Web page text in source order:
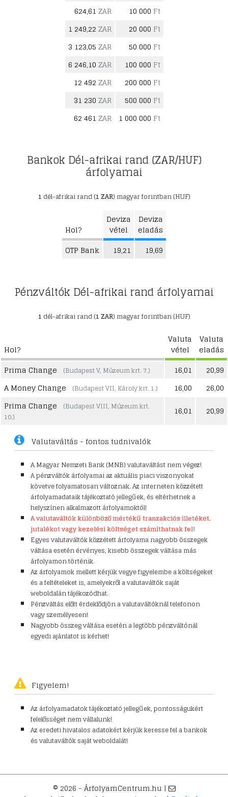
624,61 ZAR 10 000 Ft
1 249,22 ZAR 20 000 Ft
3 123,05 ZAR 50 000 Ft
6 246,10 ZAR 100 000 Ft
12 492 ZAR 200 000 Ft
31 230 ZAR 500 000 Ft
62 461 ZAR 1 000 000 Ft
Bankok Dél-afrikai rand (ZAR/HUF)
árfolyamai
1 dél-afrikai rand (1 ZAR) magyar forintban (HUF)
Hol?
Deviza
vétel
Deviza
eladás
OTP Bank
19,21 19,69
Pénzváltók Dél-afrikai rand árfolyamai
1 dél-afrikai rand (1 ZAR) magyar forintban (HUF)
Hol?
Valuta
vétel
Valuta
eladás
Prima Change
(Budapest V, Múzeum krt. 7.) 16,01
20,99
A Money Change
(Budapest VII, Károly krt. 1.) 16,00
26,00
Prima Change
(Budapest VIII, Múzeum krt.
10.)
16,01 20,99
Valutaváltás - fontos tudnivalók
A Magyar Nemzeti Bank (MNB) valutaváltást nem végez!
A pénzváltók árfolyamai az aktuális piaci viszonyokat
követve folyamatosan változnak. Az interneten közzétett
árfolyamadataik tájékoztató jellegűek, és eltérhetnek a
helyszínen alkalmazott árfolyamoktól!
A valutaváltók különböző mértékű tranzakciós illetéket,
jutalékot vagy kezelési költséget számíthatnak fel!
Egyes valutaváltók közzétett árfolyama nagyobb összegek
váltása esetén érvényes, kisebb összegek váltása más
árfolyamon történik.
Az árfolyamok mellett kérjük vegye figyelembe a költségeket
és a feltételeket is, amelyekről a valutaváltók saját
weboldalán tájékozódhat.
Pénzváltás előtt érdeklődjön a valutaváltóknál telefonon
vagy személyesen!
Nagyobb összeg váltása esetén a legtöbb pénzváltónál
egyedi ajánlatot is kérhet!
Figyelem!
Az árfolyamadatok tájékoztató jellegűek, pontosságukért
felelősséget nem vállalunk!
Az eredeti hivatalos adatokért kérjük keresse fel a bankok
és valutaváltók saját weboldalát!
© 2026 - ÁrfolyamCentrum.hu |